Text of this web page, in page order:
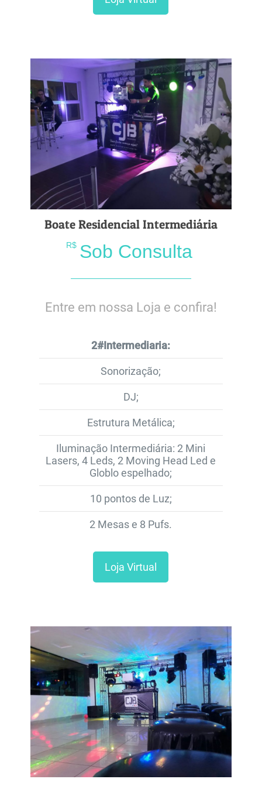
Boate Residencial Intermediária
R$ Sob Consulta
Entre em nossa Loja e confira!
2#Intermediaria:
Sonorização;
DJ;
Estrutura Metálica;
Iluminação Intermediária: 2 Mini
Lasers, 4 Leds, 2 Moving Head Led e
Globlo espelhado;
10 pontos de Luz;
2 Mesas e 8 Pufs.
Loja Virtual